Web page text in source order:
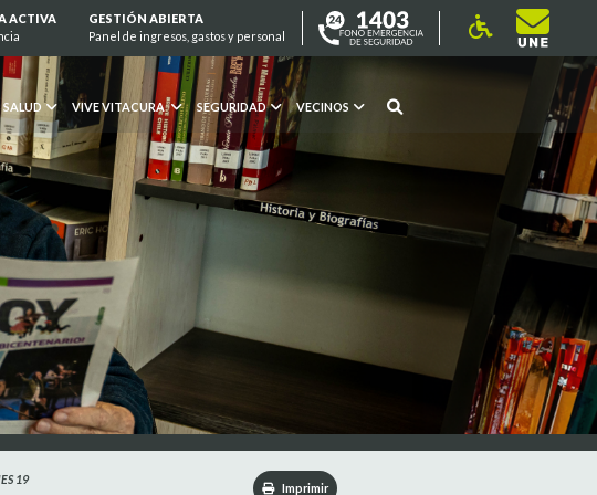
ACTIVA
GESTIÓN ABIERTA
Panel de ingresos, gastos y personal
SALUD VIVE VITACURA SEGURIDAD VECINOS
19
Imprimir